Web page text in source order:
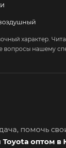
характер.
вопросы нашему
помочь
Toyota оптом в